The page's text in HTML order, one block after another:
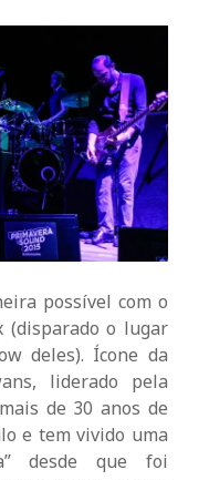
possível com o
(disparado o lugar
deles). Ícone da
liderado pela
de 30 anos de
e tem vivido uma
desde que foi